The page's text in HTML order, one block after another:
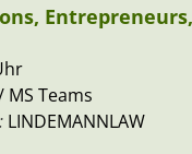
MS Teams
LINDEMANNLAW